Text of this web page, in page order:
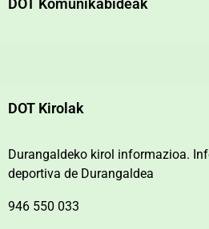
DOT Komunikabideak
DOT Kirolak
Durangaldeko kirol informazioa.
deportiva de Durangaldea
946 550 033